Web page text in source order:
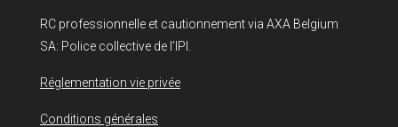
RC professionnelle et cautionnement via AXA Belgium
SA: Police collective de l’IPI.
Réglementation vie privée
Conditions générales